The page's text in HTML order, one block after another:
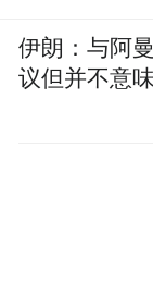
伊朗：与阿
议但并不意